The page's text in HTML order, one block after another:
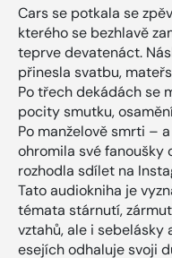
Cars se potkala se
kterého se bezhlavě
teprve devatenáct.
přinesla svatbu,
Po třech dekádách se
pocity smutku,
Po manželově smrti –
ohromila své fanoušky
rozhodla sdílet na
Tato audiokniha je
témata stárnutí,
vztahů, ale i sebelásky
esejích odhaluje svoji